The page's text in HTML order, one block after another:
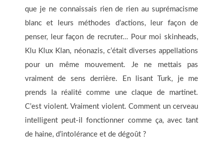
que je ne connaissais rien de rien au suprémacisme
blanc et leurs méthodes d’actions, leur façon de
penser, leur façon de recruter… Pour moi skinheads,
Klu Klux Klan, néonazis, c’était diverses appellations
pour un même mouvement. Je ne mettais pas
vraiment de sens derrière. En lisant Turk, je me
prends la réalité comme une claque de martinet.
C’est violent. Vraiment violent. Comment un cerveau
intelligent peut-il fonctionner comme ça, avec tant
de haine, d’intolérance et de dégoût ?